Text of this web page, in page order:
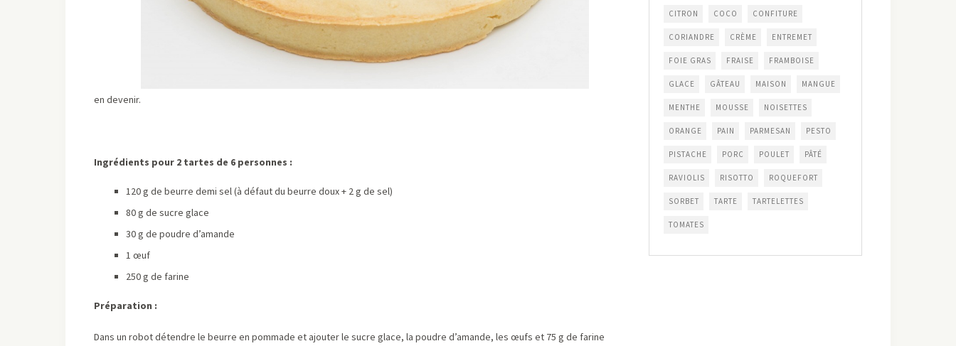
en devenir.
Ingrédients pour 2 tartes de 6 personnes :
120 g de beurre demi sel (à défaut du beurre doux + 2 g de sel)
80 g de sucre glace
30 g de poudre d’amande
1 œuf
250 g de farine
Préparation :
Dans un robot détendre le beurre en pommade et ajouter le sucre glace, la poudre d’amande, les œufs et 75 g de farine
CITRON COCO CONFITURE
CORIANDRE CRÈME ENTREMET
FOIE GRAS FRAISE FRAMBOISE
GLACE GÂTEAU MAISON MANGUE
MENTHE MOUSSE NOISETTES
ORANGE PAIN PARMESAN PESTO
PISTACHE PORC POULET PÂTÉ
RAVIOLIS RISOTTO ROQUEFORT
SORBET TARTE TARTELETTES
TOMATES